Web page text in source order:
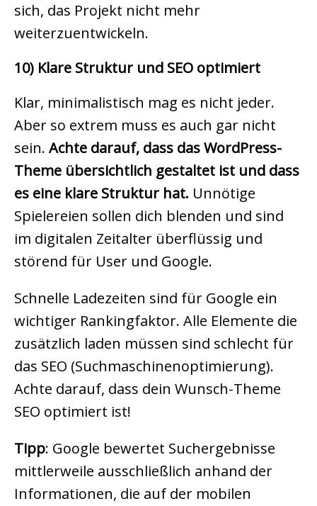
sich, das Projekt nicht mehr
weiterzuentwickeln.
10) Klare Struktur und SEO optimiert
Klar, minimalistisch mag es nicht jeder.
Aber so extrem muss es auch gar nicht
sein. Achte darauf, dass das WordPress-
Theme übersichtlich gestaltet ist und dass
es eine klare Struktur hat. Unnötige
Spielereien sollen dich blenden und sind
im digitalen Zeitalter überflüssig und
störend für User und Google.
Schnelle Ladezeiten sind für Google ein
wichtiger Rankingfaktor. Alle Elemente die
zusätzlich laden müssen sind schlecht für
das SEO (Suchmaschinenoptimierung).
Achte darauf, dass dein Wunsch-Theme
SEO optimiert ist!
Tipp: Google bewertet Suchergebnisse
mittlerweile ausschließlich anhand der
Informationen, die auf der mobilen